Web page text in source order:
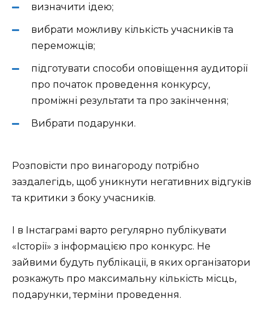
визначити ідею;
вибрати можливу кількість учасників та
переможців;
підготувати способи оповіщення аудиторії
про початок проведення конкурсу,
проміжні результати та про закінчення;
Вибрати подарунки.
Розповісти про винагороду потрібно
заздалегідь, щоб уникнути негативних відгуків
та критики з боку учасників.
І в Інстаграмі варто регулярно публікувати
«Історії» з інформацією про конкурс. Не
зайвими будуть публікації, в яких організатори
розкажуть про максимальну кількість місць,
подарунки, терміни проведення.